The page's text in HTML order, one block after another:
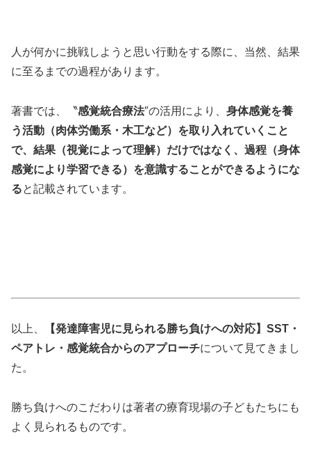
人が何かに挑戦しようと思い行動をする際に、当然、結果
に至るまでの過程があります。
著書では、〝感覚統合療法″の活用により、 身体感覚を養
う活動（肉体労働系・木工など）を取り入れていくこと
で、結果（視覚によって理解）だけではなく、過程（身体
感覚により学習できる）を意識することができるようにな
ると記載されています。
以上、
【発達障害児に見られる勝ち負けへの対応】SST・
ペアトレ・感覚統合からのアプローチについて見てきまし
た。
勝ち負けへのこだわりは著者の療育現場の子どもたちにも
よく見られるものです。